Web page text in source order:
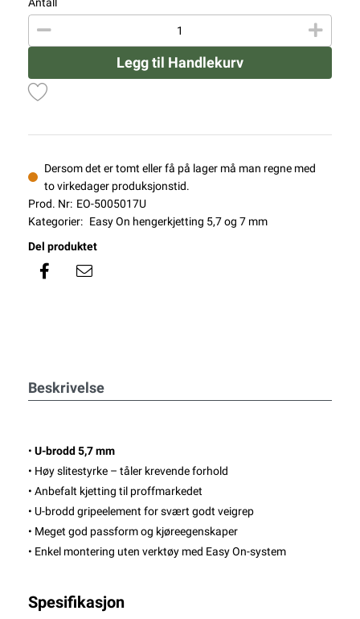
Antall
Legg til Handlekurv
Dersom det er tomt eller få på lager må man regne med
to virkedager produksjonstid.
Prod. Nr: EO-5005017U
Kategorier: Easy On hengerkjetting 5,7 og 7 mm
Del produktet
Beskrivelse
• U-brodd 5,7 mm
• Høy slitestyrke – tåler krevende forhold
• Anbefalt kjetting til proffmarkedet
• U-brodd gripeelement for svært godt veigrep
• Meget god passform og kjøreegenskaper
• Enkel montering uten verktøy med Easy On-system
Spesifikasjon